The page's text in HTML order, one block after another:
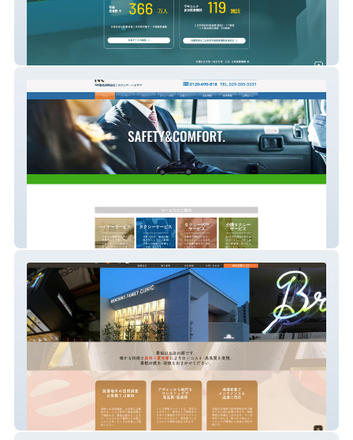
NK観光 有限会社
つくば看板マーケット